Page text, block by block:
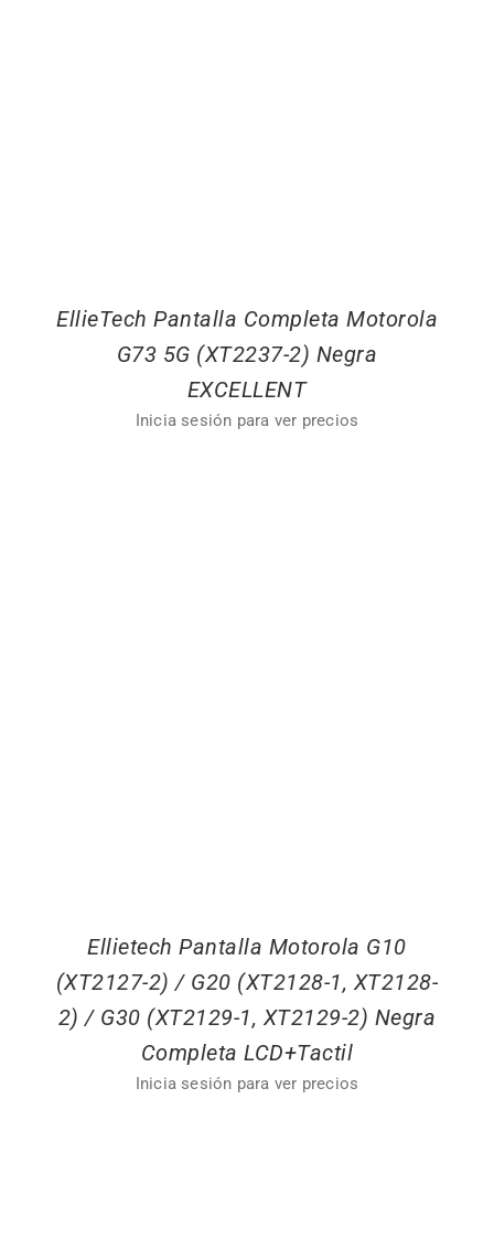
EllieTech Pantalla Completa Motorola
G73 5G (XT2237-2) Negra
EXCELLENT
Inicia sesión para ver precios
Ellietech Pantalla Motorola G10
(XT2127-2) / G20 (XT2128-1, XT2128-
2) / G30 (XT2129-1, XT2129-2) Negra
Completa LCD+Tactil
Inicia sesión para ver precios